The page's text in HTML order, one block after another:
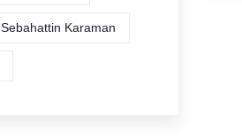
Sebahattin Karaman